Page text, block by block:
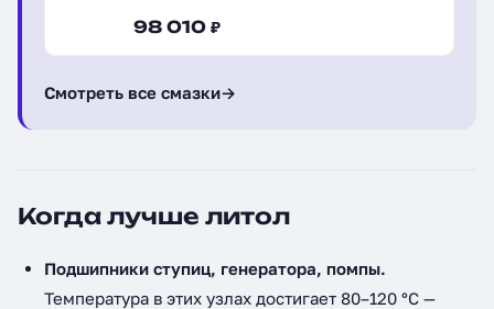
98 010 ₽
Смотреть все смазки→
Когда лучше литол
Подшипники ступиц, генератора, помпы.
Температура в этих узлах достигает 80–120 °C —